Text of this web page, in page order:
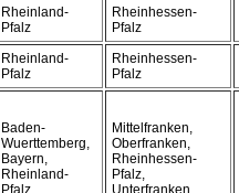
Rheinland-
Pfalz
Rheinhessen-
Pfalz
Rheinland-
Pfalz
Rheinhessen-
Pfalz
Baden-
Wuerttemberg,
Bayern,
Rheinland-
Pfalz
Mittelfranken,
Oberfranken,
Rheinhessen-
Pfalz,
Unterfranken